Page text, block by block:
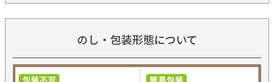
のし・包装形態について